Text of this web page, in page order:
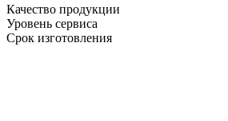
Качество продукции
Уровень сервиса
Срок изготовления